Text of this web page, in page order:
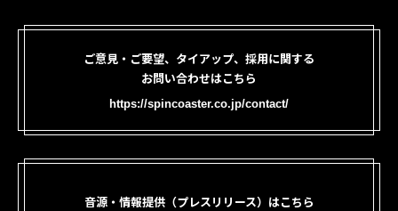
ご意見・ご要望、タイアップ、採用に関する
お問い合わせはこちら
https://spincoaster.co.jp/contact/
音源・情報提供（プレスリリース）はこちら